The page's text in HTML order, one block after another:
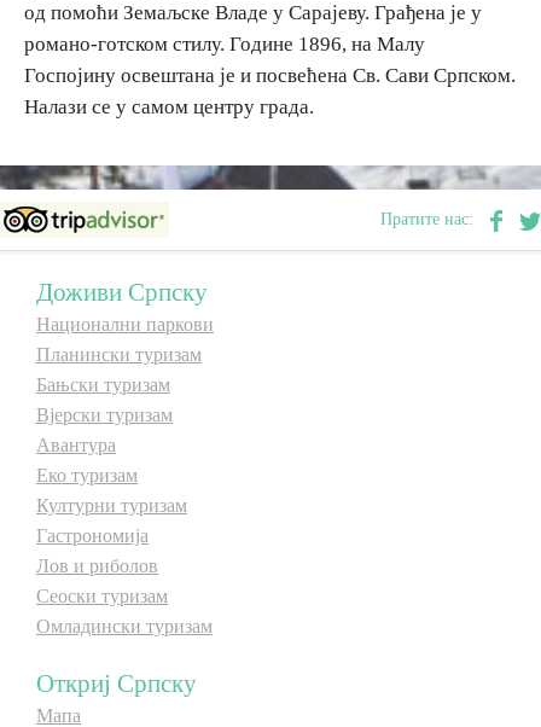
Сеоски туризам
Омладински туризам
Дестинације
Списак дестинација
Мапа дестинација
Манифестације
Смјештај
Мултимедија
Фото
Видео
E-Brochure
од помоћи Земаљске Владе у Сарајеву. Грађена је у
романо-готском стилу. Године 1896, на Малу
Госпојину освештана је и посвећена Св. Сави Српском.
Налази се у самом центру града.
Пратите нас:
Доживи Српску
Национални паркови
Планински туризам
Бањски туризам
Вјерски туризам
Авантура
Еко туризам
Културни туризам
Гастрономија
Лов и риболов
Сеоски туризам
Омладински туризам
Откриј Српску
Мапа